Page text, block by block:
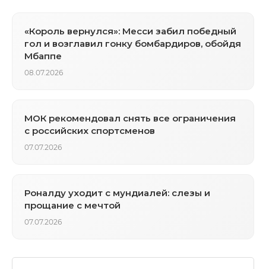
«Король вернулся»: Месси забил победный
гол и возглавил гонку бомбардиров, обойдя
Мбаппе
08.07.2026
МОК рекомендовал снять все ограничения
с российских спортсменов
07.07.2026
Роналду уходит с мундиалей: слезы и
прощание с мечтой
07.07.2026